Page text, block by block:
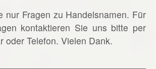
nur Fragen zu Handelsnamen. Für
kontaktieren Sie uns bitte per
oder Telefon. Vielen Dank.